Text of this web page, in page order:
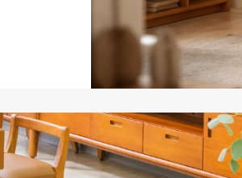
新北
桃園
Contact